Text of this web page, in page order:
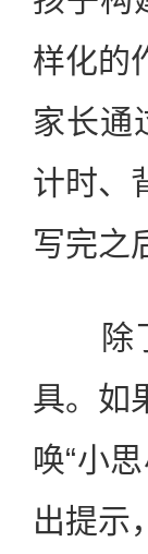
样化的
家长通
计时、
写完之
除了
具。如
唤“小
出提示